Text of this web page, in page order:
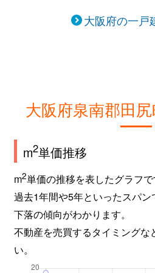
大阪府の一戸
大阪府泉南郡田
m2単価推移
m2単価の推移を表したグラフで
過去1年間や5年といったスパン
下落の傾向がわかります。
不動産を売買するタイミングな
い。